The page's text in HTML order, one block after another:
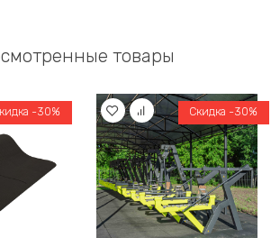
товары
-30% Скидка -30%